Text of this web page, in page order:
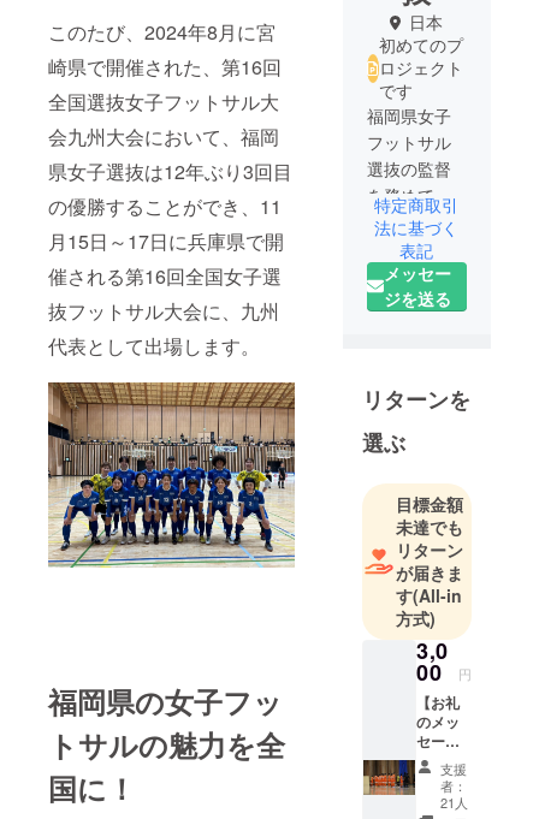
このたび、2024年8月に宮
崎県で開催された、第16回
全国選抜女子フットサル大
会九州大会において、福岡
県女子選抜は12年ぶり3回目
の優勝することができ、11
月15日～17日に兵庫県で開
催される第16回全国女子選
抜フットサル大会に、九州
代表として出場します。
福岡県の女子フッ
トサルの魅力を全
国に！
日本
初めてのプ
ロジェクト
です
福岡県女子
フットサル
選抜の監督
を務めてい
ます。
特定商取引
法に基づく
表記
メッセー
ジを送る
リターンを
選ぶ
目標金額
未達でも
リターン
が届きま
す(All-in
方式)
3,0
00 円
【お礼
のメッ
セー
ジ
3,000
コー
支援
者：
21人